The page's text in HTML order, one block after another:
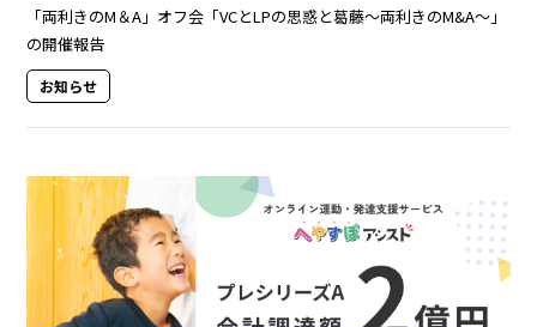
「両利きのM＆A」オフ会「VCとLPの思惑と葛藤～両利きのM&A～」
の開催報告
お知らせ